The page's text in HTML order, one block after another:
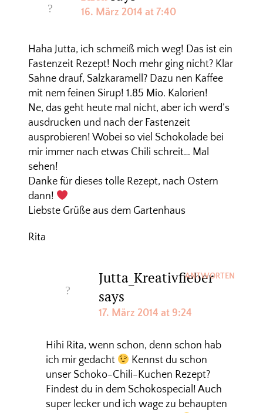
16. März 2014 at 7:40
Haha Jutta, ich schmeiß mich weg! Das ist ein
Fastenzeit Rezept! Noch mehr ging nicht? Klar
Sahne drauf, Salzkaramell? Dazu nen Kaffee
mit nem feinen Sirup! 1.85 Mio. Kalorien!
Ne, das geht heute mal nicht, aber ich werd’s
ausdrucken und nach der Fastenzeit
ausprobieren! Wobei so viel Schokolade bei
mir immer nach etwas Chili schreit… Mal
sehen!
Danke für dieses tolle Rezept, nach Ostern
dann!
Liebste Grüße aus dem Gartenhaus
Rita
Jutta_Kreativfieber
says
17. März 2014 at 9:24
Hihi Rita, wenn schon, denn schon hab
ich mir gedacht
Kennst du schon
unser Schoko-Chili-Kuchen Rezept?
Findest du in dem Schokospecial! Auch
super lecker und ich wage zu behaupten
ANTWORTEN